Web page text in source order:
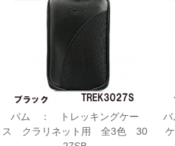
バム ： トレッキングケー
ス クラリネット用 全3色 30